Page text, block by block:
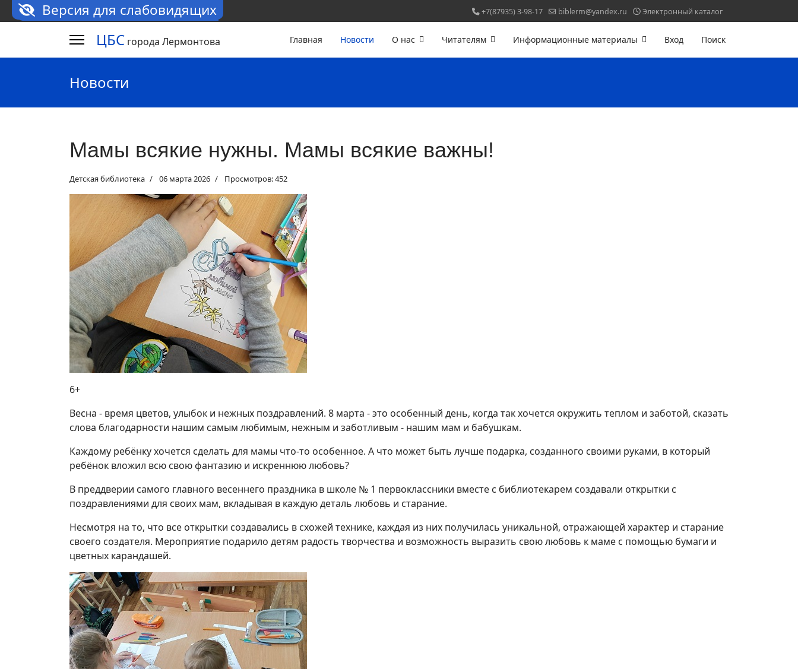
Версия для слабовидящих +7(87935) 3-98-17 biblerm@yandex.ru Электронный каталог
ЦБС города Лермонтова Главная Новости О нас Читателям Информационные материалы Вход Поиск
Новости
Мамы всякие нужны. Мамы всякие важны!
Детская библиотека 06 марта 2026 Просмотров: 452
6+
Весна - время цветов, улыбок и нежных поздравлений. 8 марта - это особенный день, когда так хочется окружить теплом и заботой, сказать
слова благодарности нашим самым любимым, нежным и заботливым - нашим мам и бабушкам.
Каждому ребёнку хочется сделать для мамы что-то особенное. А что может быть лучше подарка, созданного своими руками, в который
ребёнок вложил всю свою фантазию и искреннюю любовь?
В преддверии самого главного весеннего праздника в школе № 1 первоклассники вместе с библиотекарем создавали открытки с
поздравлениями для своих мам, вкладывая в каждую деталь любовь и старание.
Несмотря на то, что все открытки создавались в схожей технике, каждая из них получилась уникальной, отражающей характер и старание
своего создателя. Мероприятие подарило детям радость творчества и возможность выразить свою любовь к маме с помощью бумаги и
цветных карандашей.